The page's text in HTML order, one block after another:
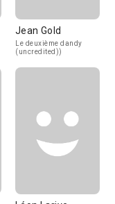
Jean Gold
Le deuxième dandy
(uncredited))